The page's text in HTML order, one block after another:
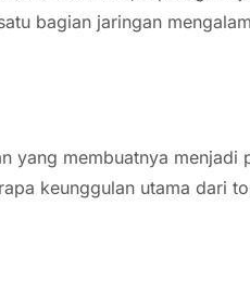
bagian jaringan
yang membuatnya menjadi
keunggulan utama dari